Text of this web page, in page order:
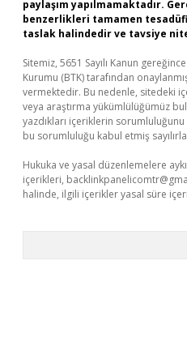
paylaşım yapılmamaktadır.
benzerlikleri tamamen
taslak halindedir ve tavsiye
Sitemiz, 5651 Sayılı Kanun
Kurumu (BTK) tarafından
vermektedir. Bu nedenle, sitedeki
veya araştırma yükümlülüğümüz
yazdıkları içeriklerin
bu sorumluluğu kabul etmiş
Hukuka ve yasal düzenlemelere
içerikleri,
halinde, ilgili içerikler yasal süre